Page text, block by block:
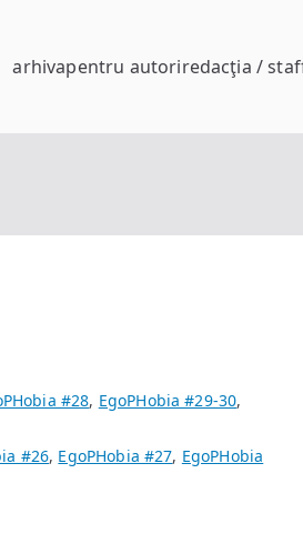
arhivapentru autoriredacţia /
#28, EgoPHobia #29-30,
#26, EgoPHobia #27, EgoPHobia